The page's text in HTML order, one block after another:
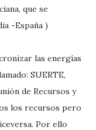
que se
-España )
las energías
SUERTE,
de Recursos y
los recursos pero
Por ello